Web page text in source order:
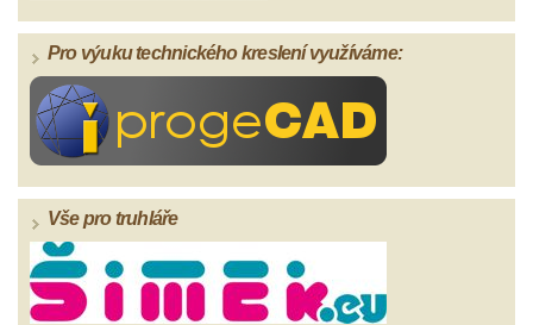
Pro výuku technického kreslení využíváme:
Vše pro truhláře